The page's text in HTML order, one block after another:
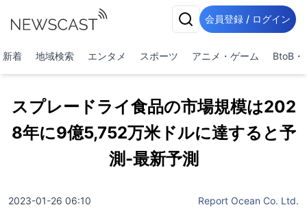
会員登録 / ログイン
新着 地域検索 エンタメ スポーツ アニメ・ゲーム BtoB・
スプレードライ食品の市場規模は202
8年に9億5,752万米ドルに達すると予
測-最新予測
2023-01-26 06:10 Report Ocean Co. Ltd.